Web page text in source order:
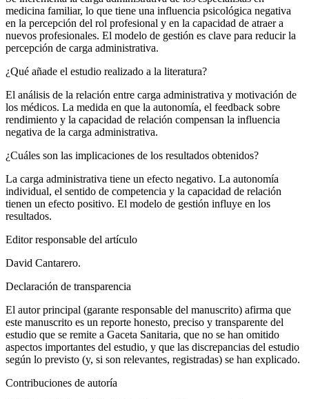
medicina familiar, lo que tiene una influencia psicológica negativa
en la percepción del rol profesional y en la capacidad de atraer a
nuevos profesionales. El modelo de gestión es clave para reducir la
percepción de carga administrativa.
¿Qué añade el estudio realizado a la literatura?
El análisis de la relación entre carga administrativa y motivación de
los médicos. La medida en que la autonomía, el feedback sobre
rendimiento y la capacidad de relación compensan la influencia
negativa de la carga administrativa.
¿Cuáles son las implicaciones de los resultados obtenidos?
La carga administrativa tiene un efecto negativo. La autonomía
individual, el sentido de competencia y la capacidad de relación
tienen un efecto positivo. El modelo de gestión influye en los
resultados.
Editor responsable del artículo
David Cantarero.
Declaración de transparencia
El autor principal (garante responsable del manuscrito) afirma que
este manuscrito es un reporte honesto, preciso y transparente del
estudio que se remite a Gaceta Sanitaria, que no se han omitido
aspectos importantes del estudio, y que las discrepancias del estudio
según lo previsto (y, si son relevantes, registradas) se han explicado.
Contribuciones de autoría